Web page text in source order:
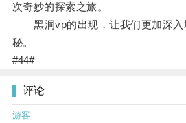
次奇妙的探索之旅。
黑洞vp的出现，让我们更加深入
秘。
#44#
评论
游客